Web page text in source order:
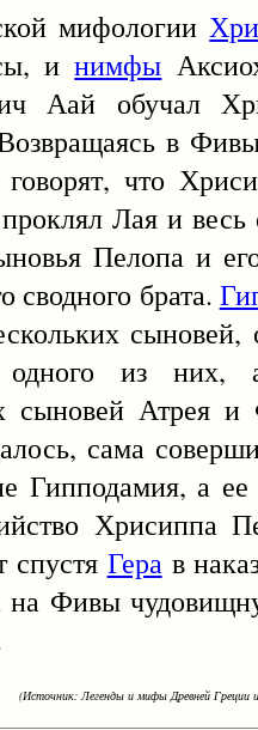
мифологии
инимфы
Аай обучал
в
что
проклял Лая и
Пелопа и
сводного брата.
сыновей,
одного из них,
сыновей Атрея
сама
Гипподамия, а
Хрисиппа
спустя Герав
на Фивы
(Источник: Легенды и мифы Древней